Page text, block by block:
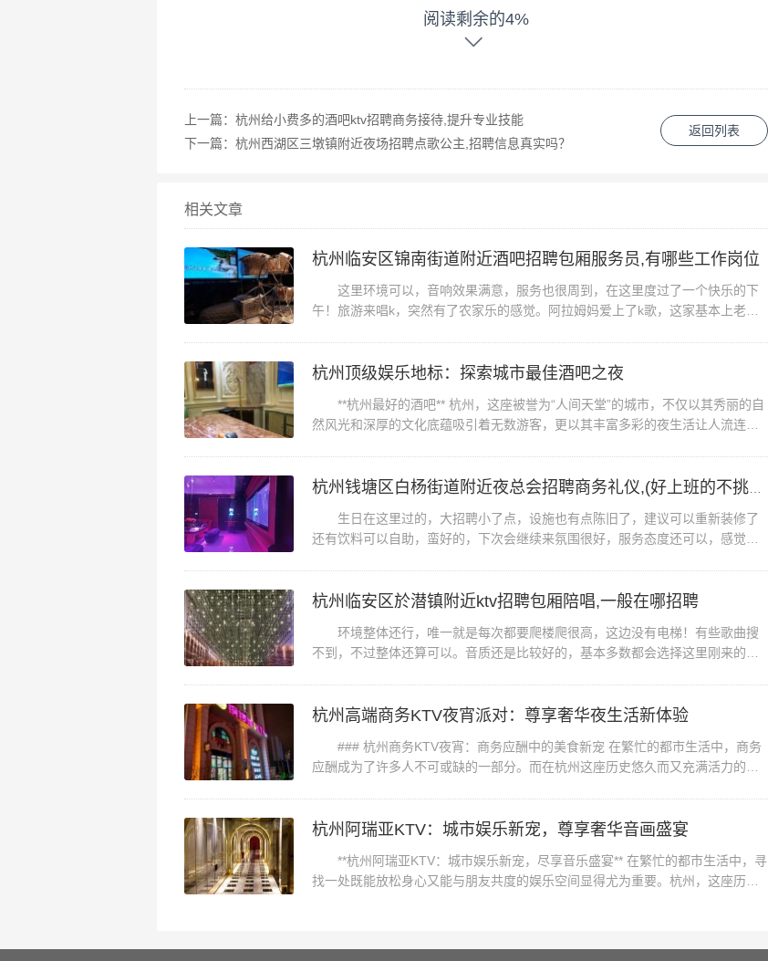
周末和家乡的朋友们聚会于此，朋友挑的地方，这家来过两次，地方还是没变很好找。朋友
团购68一个人(含自助餐)，自助餐的东西也就那样吧，毕竟价格摆在那，如果是奔着吃去的
个人不建议选择在那吃。服务也还行，基本上随叫随到，音响效果也还行，只是话筒设备陈
现在杭州K歌的地方越来越多价格竞争越来越激烈，这家前几年还能靠明星积攒人气，但是
市场竞争激烈，不提高还是有困难的。,杭州临平区塘栖镇附近ktv招聘包厢服务员,一个月上
几天班 12pm开唱。前台人员友善。走廊的服务人员有礼貌的向客人问好，贴心微笑。房间
隔音很好。音响够力。歌曲算齐全。没什么可挑的。套餐的食物也不错，硬盘里面最好吃的
阅读剩余的4%
返回列表
上一篇： 杭州给小费多的酒吧ktv招聘商务接待,提升专业技能
下一篇： 杭州西湖区三墩镇附近夜场招聘点歌公主,招聘信息真实吗？
相关文章
杭州临安区锦南街道附近酒吧招聘包厢服务员,有哪些工作岗位
这里环境可以，音响效果满意，服务也很周到，在这里度过了一个快乐的下
午！旅游来唱k，突然有了农家乐的感觉。阿拉姆妈爱上了k歌，这家基本上老歌
杭州顶级娱乐地标：探索城市最佳酒吧之夜
**杭州最好的酒吧** 杭州，这座被誉为“人间天堂”的城市，不仅以其秀丽的自
然风光和深厚的文化底蕴吸引着无数游客，更以其丰富多彩的夜生活让人流连忘
生日在这里过的，大招聘小了点，设施也有点陈旧了，建议可以重新装修了
还有饮料可以自助，蛮好的，下次会继续来氛围很好，服务态度还可以，感觉还
杭州临安区於潜镇附近ktv招聘包厢陪唱,一般在哪招聘
环境整体还行，唯一就是每次都要爬楼爬很高，这边没有电梯！有些歌曲搜
不到，不过整体还算可以。音质还是比较好的，基本多数都会选择这里刚来的时
杭州高端商务KTV夜宵派对：尊享奢华夜生活新体验
### 杭州商务KTV夜宵：商务应酬中的美食新宠 在繁忙的都市生活中，商务
应酬成为了许多人不可或缺的一部分。而在杭州这座历史悠久而又充满活力的城
杭州阿瑞亚KTV：城市娱乐新宠，尊享奢华音画盛宴
**杭州阿瑞亚KTV：城市娱乐新宠，尽享音乐盛宴** 在繁忙的都市生活中，寻
找一处既能放松身心又能与朋友共度的娱乐空间显得尤为重要。杭州，这座历史